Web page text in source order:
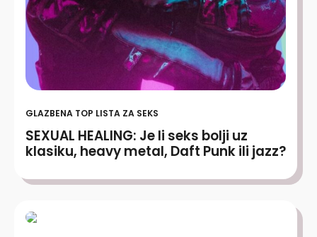
GLAZBENA TOP LISTA ZA SEKS
SEXUAL HEALING: Je li seks bolji uz
klasiku, heavy metal, Daft Punk ili jazz?